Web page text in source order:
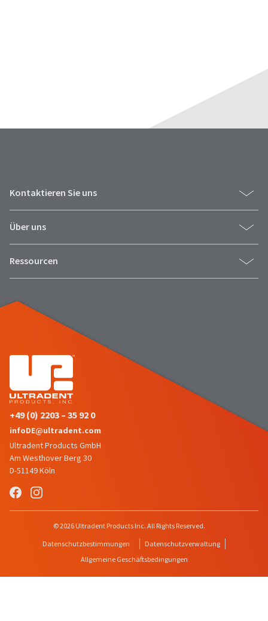
Kontaktieren Sie uns
Über uns
Ressourcen
+49 (0) 2203 – 35 92 0
infoDE@ultradent.com
Ultradent Products GmbH
Am Westhover Berg 30
D-51149 Köln
© 2026 Ultradent Products Inc. All Rights Reserved.
Datenschutzbestimmungen
Datenschutzverwaltung
Allgemeine Geschäftsbedingungen